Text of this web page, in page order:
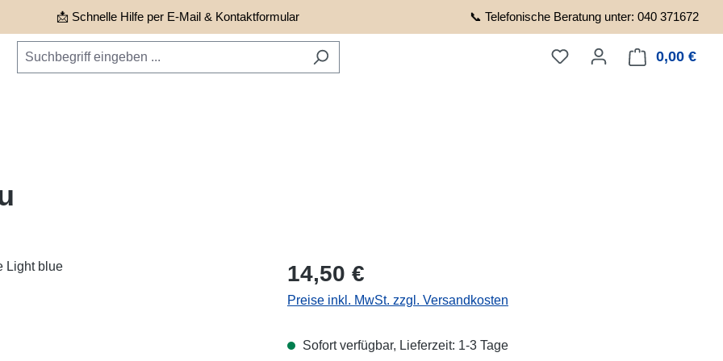
📩 Schnelle Hilfe per E-Mail & Kontaktformular 📞 Telefonische Beratung unter: 040 371672
0,00 €
Regulärer Preis:
14,50 €
Preise inkl. MwSt. zzgl. Versandkosten
Sofort verfügbar, Lieferzeit: 1-3 Tage